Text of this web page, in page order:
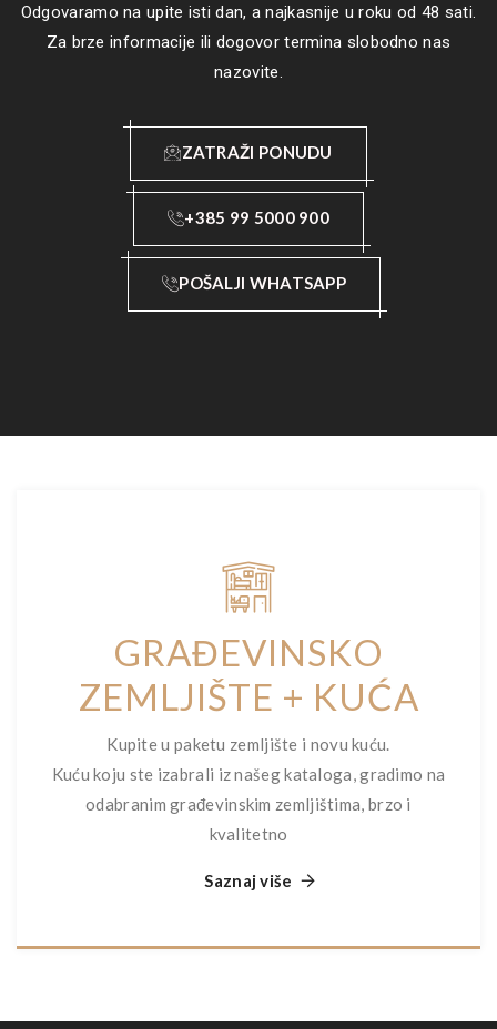
Odgovaramo na upite isti dan, a najkasnije u roku od 48 sati.
Za brze informacije ili dogovor termina slobodno nas
nazovite.
ZATRAŽI PONUDU
+385 99 5000 900
POŠALJI WHATSAPP
GRAĐEVINSKO
ZEMLJIŠTE + KUĆA
Kupite u paketu zemljište i novu kuću.
Kuću koju ste izabrali iz našeg kataloga, gradimo na
odabranim građevinskim zemljištima, brzo i
kvalitetno
Saznaj više